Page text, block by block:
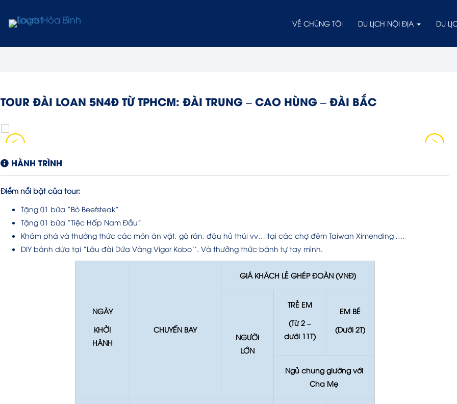
VỀ CHÚNG TÔI DU LỊCH NỘI ĐỊA DU
TOUR ĐÀI LOAN 5N4Đ TỪ TPHCM: ĐÀI TRUNG – CAO HÙNG – ĐÀI BẮC
HÀNH TRÌNH
Điểm nổi bật của tour:
Tặng 01 bữa “Bò Beefsteak”
Tặng 01 bữa “Tiệc Hấp Nam Đầu”
Khám phá và thưởng thức các món ăn vặt, gà rán, đậu hủ thúi vv… tại các chợ đêm Taiwan Ximending ,…
DIY bánh dứa tại “Lâu đài Dứa Vàng Vigor Kobo’’. Và thưởng thức bánh tự tay mình.
NGÀY
KHỞI
HÀNH
CHUYẾN BAY
GIÁ KHÁCH LẺ GHÉP ĐOÀN (VNĐ)
NGƯỜI
LỚN
TRẺ EM
(Từ 2 –
dưới 11T)
EM BÉ
(Dưới 2T)
Ngủ chung giường với
Cha Mẹ